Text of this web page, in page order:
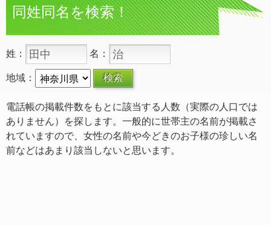
同姓同名を検索！
姓： 名：
地域：
電話帳の掲載件数をもとに該当する人数（実際の人口では
ありません）を探します。一般的に世帯主の名前が掲載さ
れていますので、女性の名前や今どきのお子様の珍しい名
前などはあまり該当しないと思います。